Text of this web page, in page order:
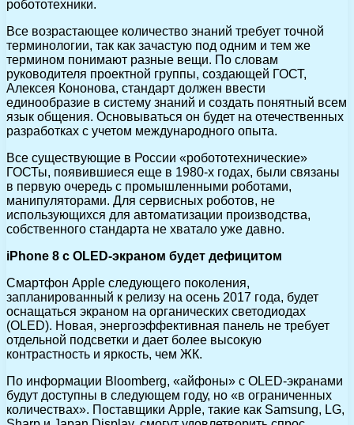
робототехники.
Все возрастающее количество знаний требует точной
терминологии, так как зачастую под одним и тем же
термином понимают разные вещи. По словам
руководителя проектной группы, создающей ГОСТ,
Алексея Кононова, стандарт должен ввести
единообразие в систему знаний и создать понятный всем
язык общения. Основываться он будет на отечественных
разработках с учетом международного опыта.
Все существующие в России «робототехнические»
ГОСТы, появившиеся еще в 1980-х годах, были связаны
в первую очередь с промышленными роботами,
манипуляторами. Для сервисных роботов, не
использующихся для автоматизации производства,
собственного стандарта не хватало уже давно.
iPhone 8 с OLED-экраном будет дефицитом
Смартфон Apple следующего поколения,
запланированный к релизу на осень 2017 года, будет
оснащаться экраном на органических светодиодах
(OLED). Новая, энергоэффективная панель не требует
отдельной подсветки и дает более высокую
контрастность и яркость, чем ЖК.
По информации Bloomberg, «айфоны» с OLED-экранами
будут доступны в следующем году, но «в ограниченных
количествах». Поставщики Apple, такие как Samsung, LG,